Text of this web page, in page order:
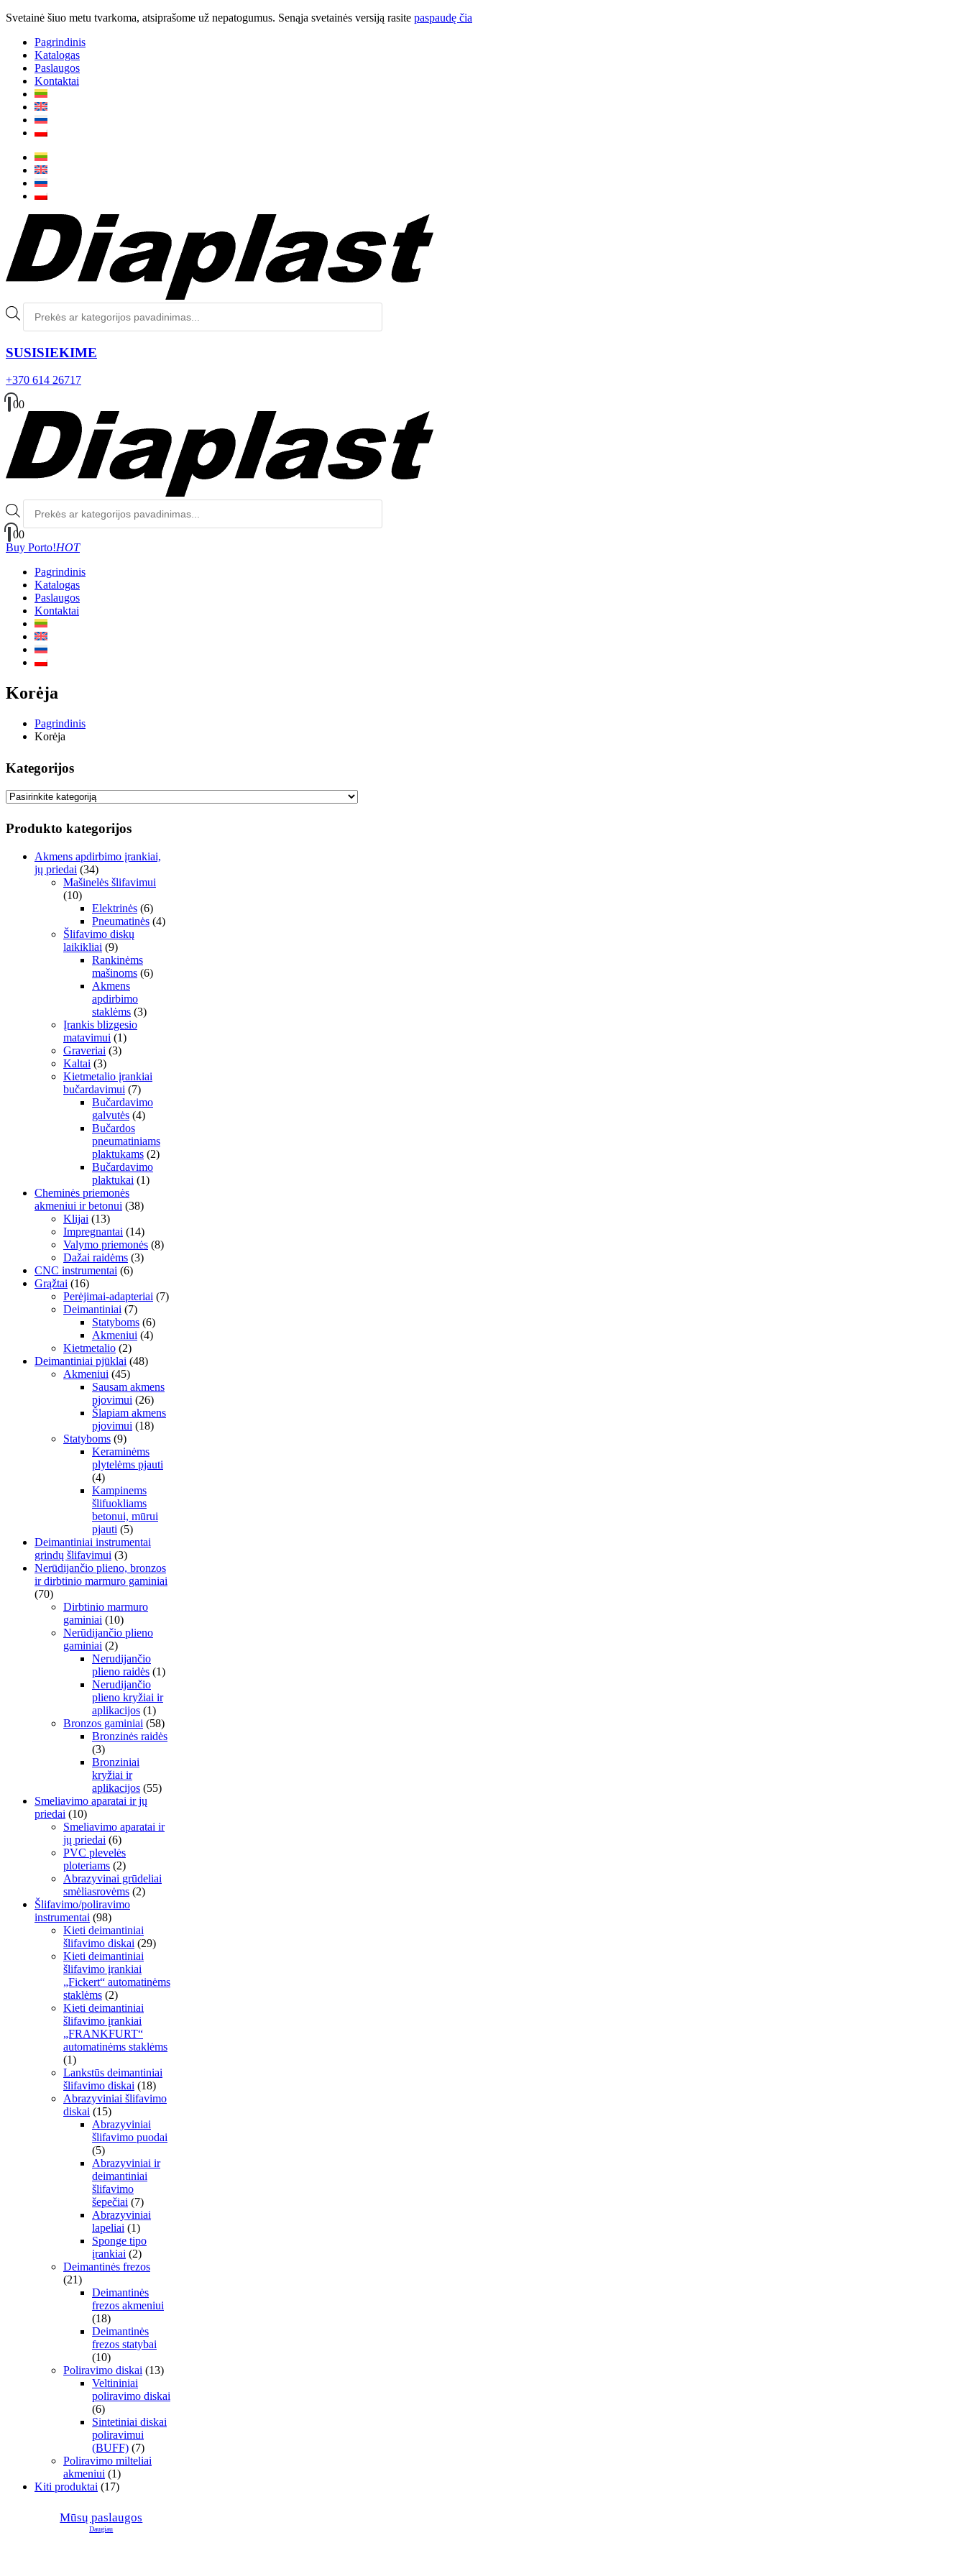
Svetainė šiuo metu tvarkoma, atsiprašome už nepatogumus. Senąja svetainės versiją rasite paspaudę čia
Pagrindinis
Katalogas
Paslaugos
Kontaktai
Produktų
paieška
SUSISIEKIME
+370 614 26717
00
Produktų
paieška
00
Buy Porto!HOT
Pagrindinis
Katalogas
Paslaugos
Kontaktai
Korėja
Pagrindinis
Korėja
Kategorijos
Produkto kategorijos
Akmens apdirbimo įrankiai,
jų priedai (34)
Mašinelės šlifavimui
(10)
Elektrinės (6)
Pneumatinės (4)
Šlifavimo diskų
laikikliai (9)
Rankinėms
mašinoms (6)
Akmens
apdirbimo
staklėms (3)
Įrankis blizgesio
matavimui (1)
Graveriai (3)
Kaltai (3)
Kietmetalio įrankiai
bučardavimui (7)
Bučardavimo
galvutės (4)
Bučardos
pneumatiniams
plaktukams (2)
Bučardavimo
plaktukai (1)
Cheminės priemonės
akmeniui ir betonui (38)
Klijai (13)
Impregnantai (14)
Valymo priemonės (8)
Dažai raidėms (3)
CNC instrumentai (6)
Grąžtai (16)
Perėjimai-adapteriai (7)
Deimantiniai (7)
Statyboms (6)
Akmeniui (4)
Kietmetalio (2)
Deimantiniai pjūklai (48)
Akmeniui (45)
Sausam akmens
pjovimui (26)
Šlapiam akmens
pjovimui (18)
Statyboms (9)
Keraminėms
plytelėms pjauti
(4)
Kampinems
šlifuokliams
betonui, mūrui
pjauti (5)
Deimantiniai instrumentai
grindų šlifavimui (3)
Nerūdijančio plieno, bronzos
ir dirbtinio marmuro gaminiai
(70)
Dirbtinio marmuro
gaminiai (10)
Nerūdijančio plieno
gaminiai (2)
Nerudijančio
plieno raidės (1)
Nerudijančio
plieno kryžiai ir
aplikacijos (1)
Bronzos gaminiai (58)
Bronzinės raidės
(3)
Bronziniai
kryžiai ir
aplikacijos (55)
Smeliavimo aparatai ir jų
priedai (10)
Smeliavimo aparatai ir
jų priedai (6)
PVC plevelės
ploteriams (2)
Abrazyvinai grūdeliai
smėliasrovėms (2)
Šlifavimo/poliravimo
instrumentai (98)
Kieti deimantiniai
šlifavimo diskai (29)
Kieti deimantiniai
šlifavimo įrankiai
„Fickert“ automatinėms
staklėms (2)
Kieti deimantiniai
šlifavimo įrankiai
„FRANKFURT“
automatinėms staklėms
(1)
Lankstūs deimantiniai
šlifavimo diskai (18)
Abrazyviniai šlifavimo
diskai (15)
Abrazyviniai
šlifavimo puodai
(5)
Abrazyviniai ir
deimantiniai
šlifavimo
šepečiai (7)
Abrazyviniai
lapeliai (1)
Sponge tipo
įrankiai (2)
Deimantinės frezos
(21)
Deimantinės
frezos akmeniui
(18)
Deimantinės
frezos statybai
(10)
Poliravimo diskai (13)
Veltininiai
poliravimo diskai
(6)
Sintetiniai diskai
poliravimui
(BUFF) (7)
Poliravimo milteliai
akmeniui (1)
Kiti produktai (17)
Mūsų paslaugos
Daugiau